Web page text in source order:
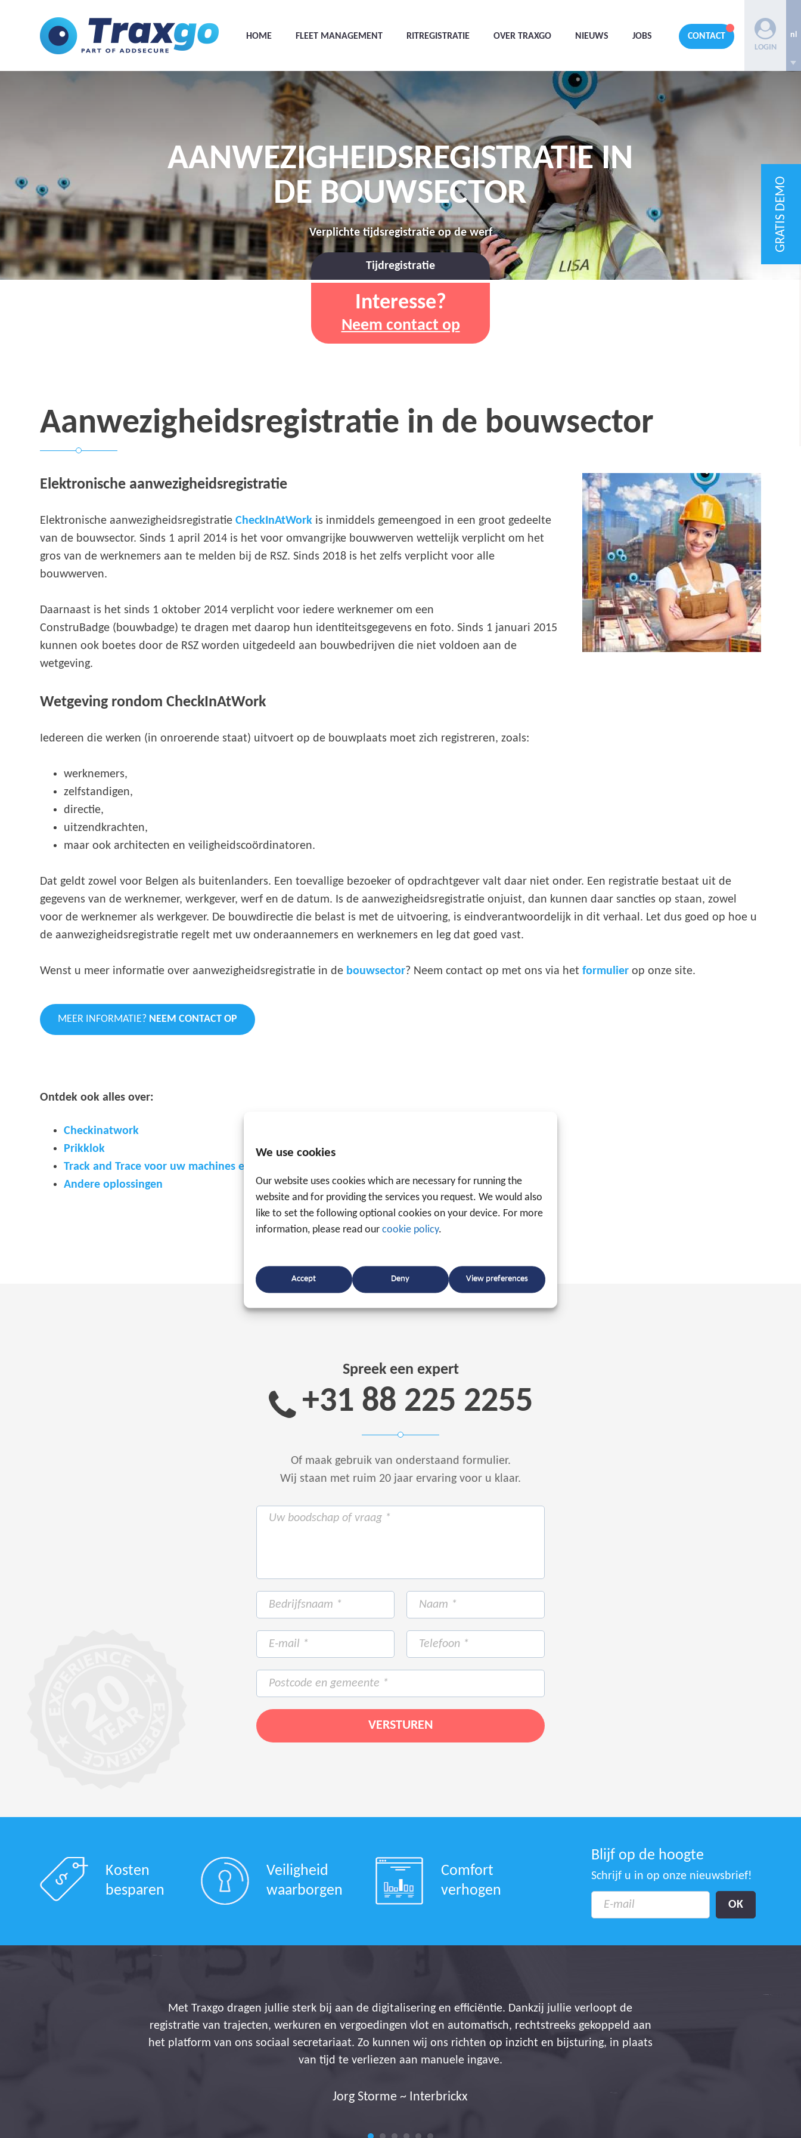
We use cookies
Our website uses cookies which are necessary for running the
website and for providing the services you request. We would also
like to set the following optional cookies on your device. For more
information, please read our cookie policy.
Accept Deny View preferences
HOME FLEET MANAGEMENT RITREGISTRATIE OVER TRAXGO NIEUWS JOBS CONTACT
LOGIN
nl
AANWEZIGHEIDSREGISTRATIE IN
DE BOUWSECTOR
Verplichte tijdsregistratie op de werf
Tijdregistratie
Interesse?
Neem contact op
Aanwezigheidsregistratie in de bouwsector
Elektronische aanwezigheidsregistratie
Elektronische aanwezigheidsregistratieCheckInAtWork is inmiddels gemeengoed in een groot gedeelte
van de bouwsector. Sinds 1 april 2014 is het voor omvangrijke bouwwerven wettelijk verplicht om het
gros van de werknemers aan te melden bij de RSZ. Sinds 2018 is het zelfs verplicht voor alle
bouwwerven.
Daarnaast is het sinds 1 oktober 2014 verplicht voor iedere werknemer om een
ConstruBadge (bouwbadge) te dragen met daarop hun identiteitsgegevens en foto. Sinds 1 januari 2015
kunnen ook boetes door de RSZ worden uitgedeeld aan bouwbedrijven die niet voldoen aan de
wetgeving.
Wetgeving rondom CheckInAtWork
Iedereen die werken (in onroerende staat) uitvoert op de bouwplaats moet zich registreren, zoals:
werknemers,
zelfstandigen,
directie,
uitzendkrachten,
maar ook architecten en veiligheidscoördinatoren.
Dat geldt zowel voor Belgen als buitenlanders. Een toevallige bezoeker of opdrachtgever valt daar niet onder. Een registratie bestaat uit de
gegevens van de werknemer, werkgever, werf en de datum. Is de aanwezigheidsregistratie onjuist, dan kunnen daar sancties op staan, zowel
voor de werknemer als werkgever. De bouwdirectie die belast is met de uitvoering, is eindverantwoordelijk in dit verhaal. Let dus goed op hoe u
de aanwezigheidsregistratie regelt met uw onderaannemers en werknemers en leg dat goed vast.
Wenst u meer informatie over aanwezigheidsregistratie in de bouwsector? Neem contact op met ons via hetformulier op onze site.
MEER INFORMATIE? NEEM CONTACT OP
Ontdek ook alles over:
Checkinatwork
Prikklok
Track and Trace voor uw machines en aanhangwagens
Andere oplossingen
Spreek een expert
+31 88 225 2255
Of maak gebruik van onderstaand formulier.
Wij staan met ruim 20 jaar ervaring voor u klaar.
Kosten
besparen
Veiligheid
waarborgen
Comfort
verhogen
Blijf op de hoogte
Schrijf u in op onze nieuwsbrief!
De verzamelde gegevens stellen ons in staat onze administratieve belasting op gevoelige wijze te
verminderen terwijl we een totale transparantie aanbieden. Het is dus allemaal winst voor iedereen!
GRATIS DEMO